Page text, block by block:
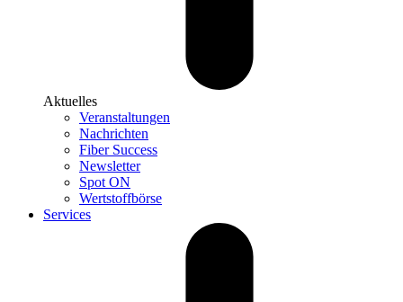
Aktuelles
Veranstaltungen
Nachrichten
Fiber Success
Newsletter
Spot ON
Wertstoffbörse
Services